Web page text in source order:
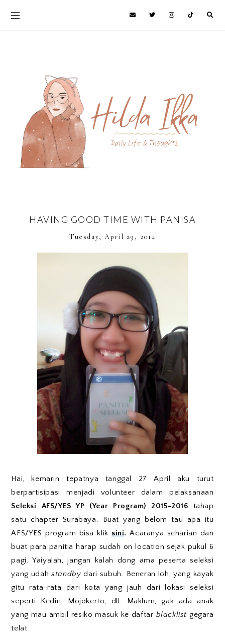
HAVING GOOD TIME WITH PANISA
Tuesday, April 29, 2014
Hai, kemarin tepatnya tanggal 27 April aku turut
berpartisipasi menjadi volunteer dalam pelaksanaan
Seleksi AFS/YES YP (Year Program) 2015-2016 tahap
satu chapter Surabaya. Buat yang belom tau apa itu
AFS/YES program bisa kliksini. Acaranya seharian dan
buat para panitia harap sudah on location sejak pukul 6
pagi. Yaiyalah, jangan kalah dong ama peserta seleksi
yang udahstandby dari subuh. Beneran loh, yang kayak
gitu rata-rata dari kota yang jauh dari lokasi seleksi
seperti Kediri, Mojokerto, dll. Maklum, gak ada anak
yang mau ambil resiko masuk ke daftar blacklist gegara
telat.